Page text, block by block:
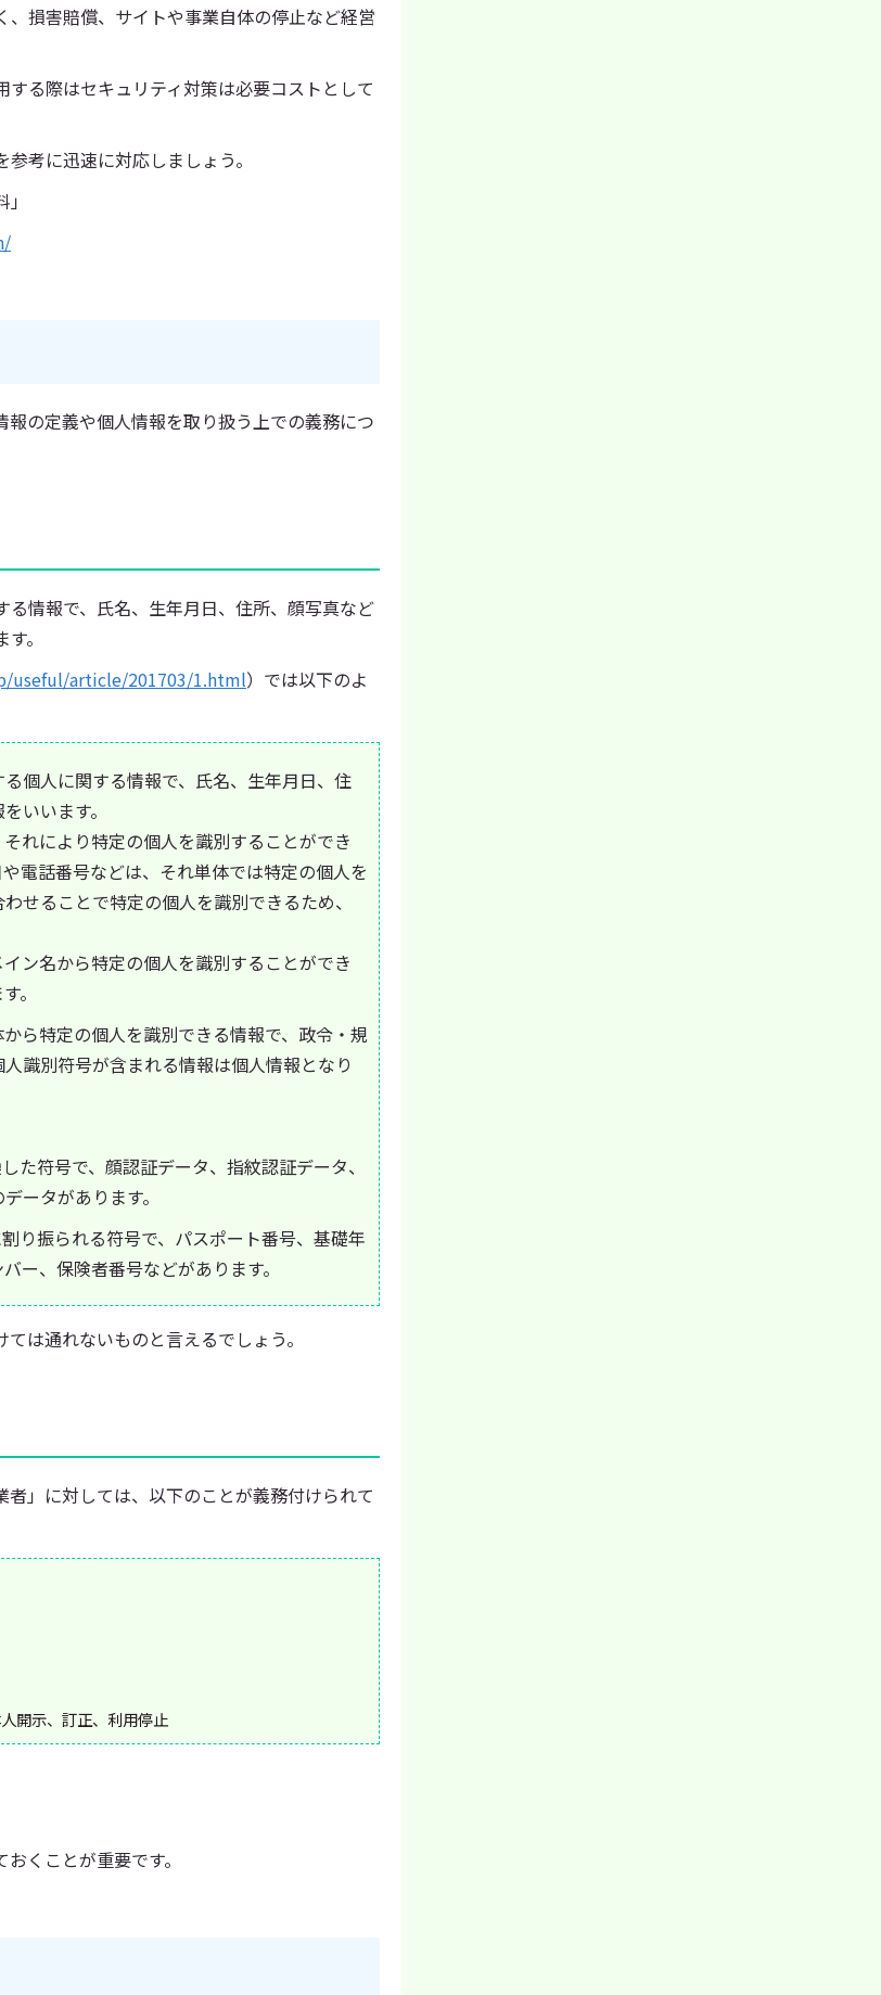
損害賠償、サイトや事業自体の停止など経営
る際はセキュリティ対策は必要コストとして
考に迅速に対応しましょう。
の定義や個人情報を取り扱う上での義務につ
情報で、氏名、生年月日、住所、顔写真など
。
useful/article/201703/1.html）では以下のよ
個人に関する情報で、氏名、生年月日、住
いいます。
れにより特定の個人を識別することができ
電話番号などは、それ単体では特定の個人を
せることで特定の個人を識別できるため、
ン名から特定の個人を識別することができ
。
ら特定の個人を識別できる情報で、政令・規
識別符号が含まれる情報は個人情報となり
符号で、顔認証データ、指紋認証データ、
ータがあります。
り振られる符号で、パスポート番号、基礎年
ー、保険者番号などがあります。
は通れないものと言えるでしょう。
」に対しては、以下のことが義務付けられて
開示、訂正、利用停止
くことが重要です。